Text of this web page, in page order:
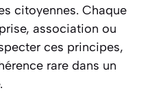
citoyennes. Chaque
association ou
ces principes,
rare dans un